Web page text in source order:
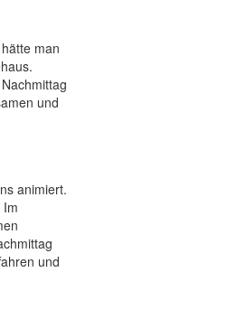
man
und
animiert.
und